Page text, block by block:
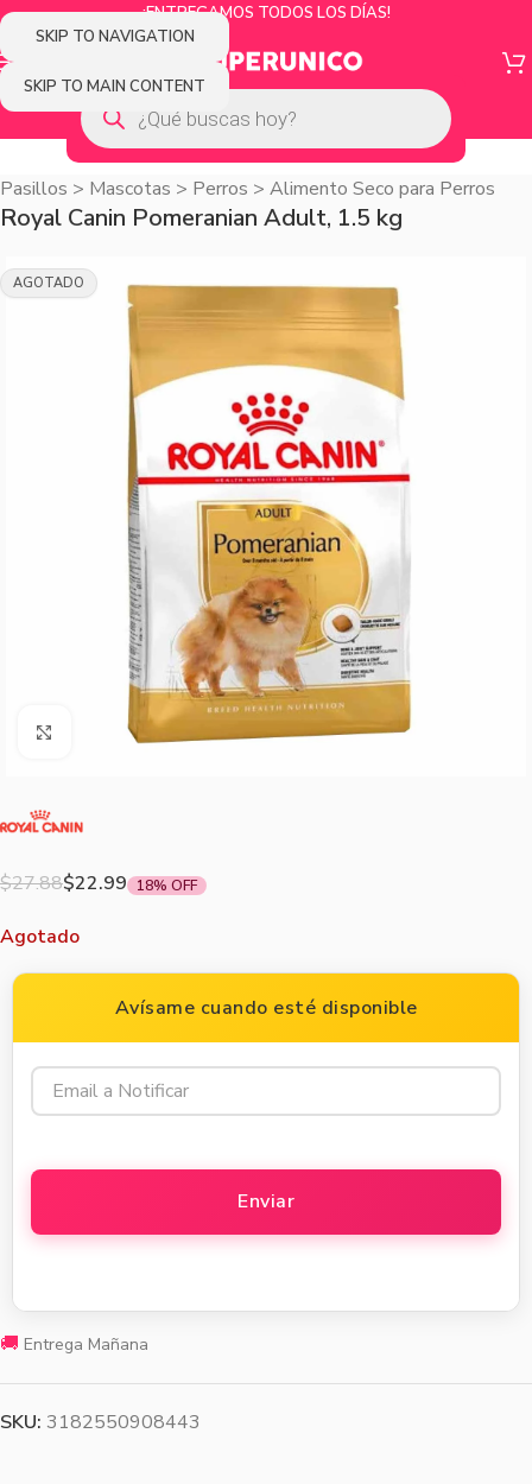
SKIP TO NAVIGATION
SKIP TO MAIN CONTENT
¡ENTREGAMOS TODOS LOS DÍAS!
Pasillos > Mascotas > Perros > Alimento Seco para Perros
Royal Canin Pomeranian Adult, 1.5 kg
AGOTADO
Agrandar imagen
$27.88$22.99 18% OFF
Agotado
Avísame cuando esté disponible
🚚 Entrega Mañana
SKU: 3182550908443